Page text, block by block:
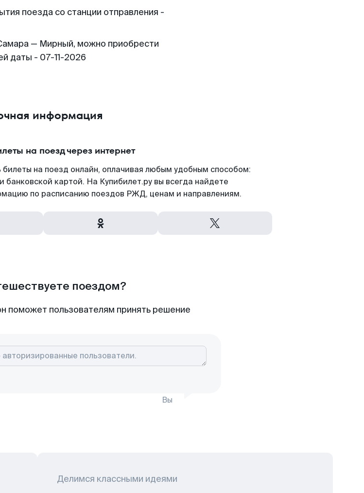
поезда со станции отправления -
— Мирный, можно приобрести
даты - 07-11-2026
информация
на поезд через интернет
на поезд онлайн, оплачивая любым удобным способом:
банковской картой. На Купибилет.ру вы всегда найдете
по расписанию поездов РЖД, ценам и направлениям.
поездом?
поможет пользователям принять решение
Вы
Делимся классными идеями